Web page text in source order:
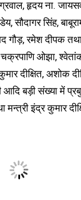
हृदय ना.
सिंह, बाबूराम
गौड़, रमेश दीपक
चक्रपाणि ओझा,
दीक्षित, अशोक
आदि बड़ी संख्या में
इंद्र कुमार